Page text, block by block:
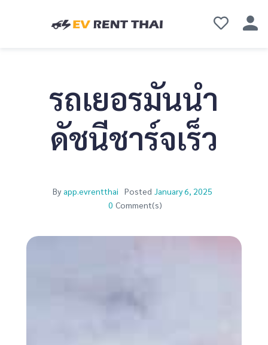
รถเยอรมันนำ
ดัชนีชาร์จเร็ว
By app.evrentthai Posted January 6, 2025
0 Comment(s)